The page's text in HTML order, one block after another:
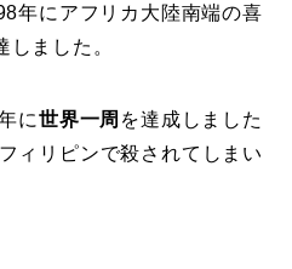
年にアフリカ大陸南端の喜
ました。
に世界一周 を達成しました
ィリピンで殺されてしまい